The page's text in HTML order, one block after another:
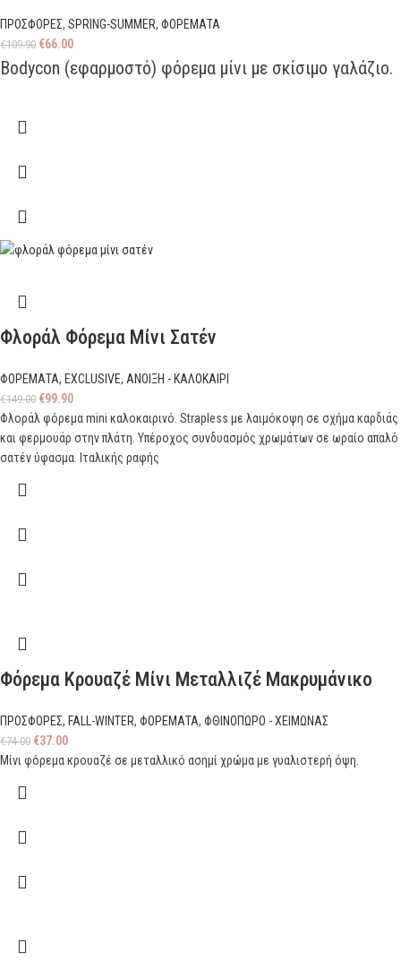
ΠΡΟΣΦΟΡΕΣ, SPRING-SUMMER, ΦΟΡΕΜΑΤΑ
€109.90 €66.00
Bodycon (εφαρμοστό) φόρεμα μίνι με σκίσιμο γαλάζιο.
Φλοράλ Φόρεμα Μίνι Σατέν
ΦΟΡΕΜΑΤΑ, EXCLUSIVE, ΑΝΟΙΞΗ - ΚΑΛΟΚΑΙΡΙ
€149.00 €99.90
Φλοράλ φόρεμα mini καλοκαιρινό. Strapless με λαιμόκοψη σε σχήμα καρδιάς
και φερμουάρ στην πλάτη. Υπέροχος συνδυασμός χρωμάτων σε ωραίο απαλό
σατέν ύφασμα. Ιταλικής ραφής
Φόρεμα Κρουαζέ Μίνι Μεταλλιζέ Μακρυμάνικο
ΠΡΟΣΦΟΡΕΣ, FALL-WINTER, ΦΟΡΕΜΑΤΑ, ΦΘΙΝΟΠΩΡΟ - ΧΕΙΜΩΝΑΣ
€74.00 €37.00
Μίνι φόρεμα κρουαζέ σε μεταλλικό ασημί χρώμα με γυαλιστερή όψη.